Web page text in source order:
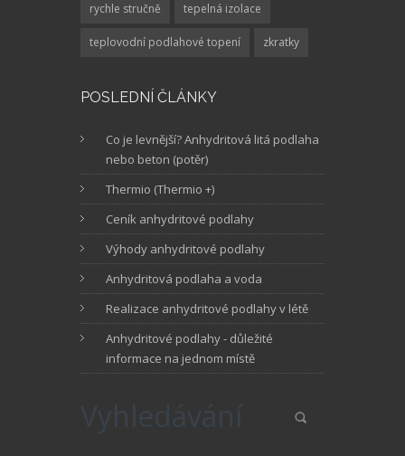
rychle stručně tepelná izolace
teplovodní podlahové topení zkratky
POSLEDNÍ ČLÁNKY
Co je levnější? Anhydritová litá podlaha
nebo beton (potěr)
Thermio (Thermio +)
Ceník anhydritové podlahy
Výhody anhydritové podlahy
Anhydritová podlaha a voda
Realizace anhydritové podlahy v létě
Anhydritové podlahy - důležité
informace na jednom místě
Vyhledávání